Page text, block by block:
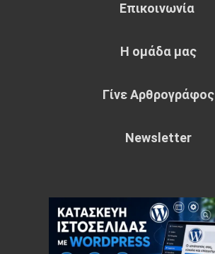
Επικοινωνία
Η ομάδα μας
Γίνε Αρθρογράφος
Newsletter